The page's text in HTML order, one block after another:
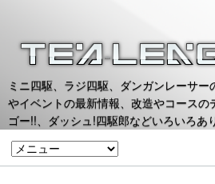
ミニ四駆、ラジ四駆、ダンガンレーサ
やイベントの最新情報、改造やコースの
ゴー!!、ダッシュ!四駆郎などいろいろあ